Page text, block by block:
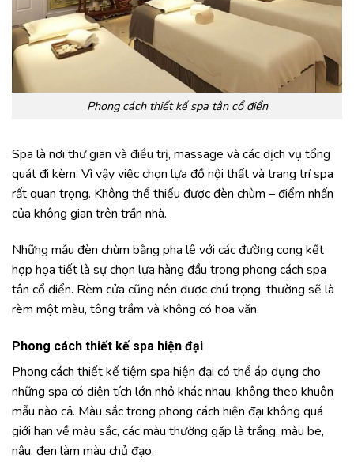
Phong cách thiết kế spa tân cổ điển
Spa là nơi thư giãn và điều trị, massage và các dịch vụ tổng
quát đi kèm. Vì vậy việc chọn lựa đồ nội thất và trang trí spa
rất quan trọng. Không thể thiếu được đèn chùm – điểm nhấn
của không gian trên trần nhà.
Những mẫu đèn chùm bằng pha lê với các đường cong kết
hợp họa tiết là sự chọn lựa hàng đầu trong phong cách spa
tân cổ điển. Rèm cửa cũng nên được chú trọng, thường sẽ là
rèm một màu, tông trầm và không có hoa văn.
Phong cách thiết kế spa hiện đại
Phong cách thiết kế tiệm spa hiện đại có thể áp dụng cho
những spa có diện tích lớn nhỏ khác nhau, không theo khuôn
mẫu nào cả. Màu sắc trong phong cách hiện đại không quá
giới hạn về màu sắc, các màu thường gặp là trắng, màu be,
nâu, đen làm màu chủ đạo.